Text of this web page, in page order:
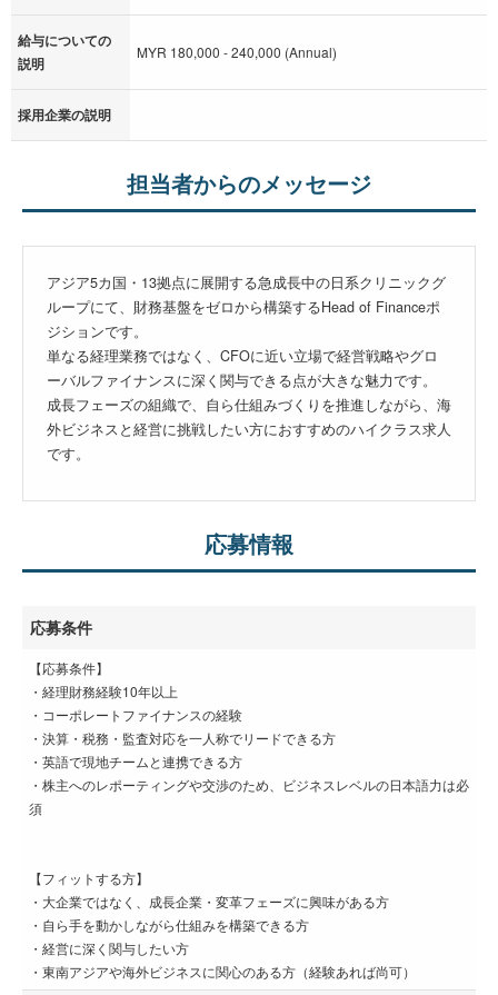
給与についての
説明
MYR 180,000 - 240,000 (Annual)
採用企業の説明
担当者からのメッセージ
アジア5カ国・13拠点に展開する急成長中の日系クリニックグ
ループにて、財務基盤をゼロから構築するHead of Financeポ
ジションです。
単なる経理業務ではなく、CFOに近い立場で経営戦略やグロ
ーバルファイナンスに深く関与できる点が大きな魅力です。
成長フェーズの組織で、自ら仕組みづくりを推進しながら、海
外ビジネスと経営に挑戦したい方におすすめのハイクラス求人
です。
応募情報
応募条件
【応募条件】
・経理財務経験10年以上
・コーポレートファイナンスの経験
・決算・税務・監査対応を一人称でリードできる方
・英語で現地チームと連携できる方
・株主へのレポーティングや交渉のため、ビジネスレベルの日本語力は必
須
【フィットする方】
・大企業ではなく、成長企業・変革フェーズに興味がある方
・自ら手を動かしながら仕組みを構築できる方
・経営に深く関与したい方
・東南アジアや海外ビジネスに関心のある方（経験あれば尚可）